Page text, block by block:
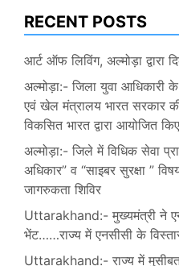
RECENT POSTS
आर्ट ऑफ लिविंग, अल्मोड़ा द्वारा
अल्मोड़ा:- जिला युवा आधिकारी
एवं खेल मंत्रालय भारत सरकार
विकसित भारत द्वारा आयोजित
अल्मोड़ा:- जिले में विधिक सेवा
अधिकार” व “साइबर सुरक्षा ”
जागरुकता शिविर
Uttarakhand:- मुख्यमंत्री ने
भेंट……राज्य में एनसीसी के
Uttarakhand:- राज्य में